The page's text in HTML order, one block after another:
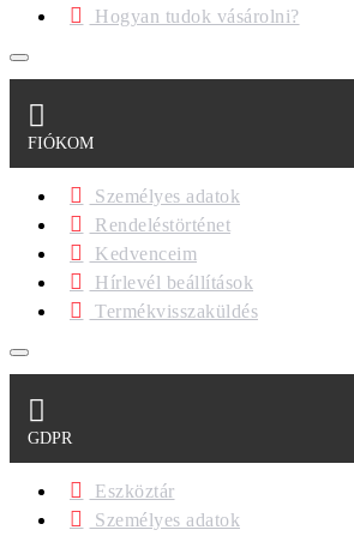
Hogyan tudok vásárolni?
FIÓKOM
Személyes adatok
Rendeléstörténet
Kedvenceim
Hírlevél beállítások
Termékvisszaküldés
GDPR
Eszköztár
Személyes adatok